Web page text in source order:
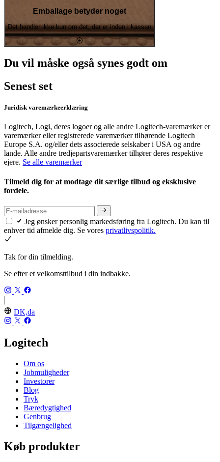
Emballage betyder noget
Det handler ikke kun om det, der er inden i kassen
Du vil måske også synes godt om
Senest set
Juridisk varemærkeerklæring
Logitech, Logi, deres logoer og alle andre Logitech-varemærker er
varemærker eller registrerede varemærker tilhørende Logitech
Europe S.A. og/eller dets associerede selskaber i USA og andre
lande. Alle andre tredjepartsvaremærker tilhører deres respektive
ejere. Se alle varemærker
Tilmeld dig for at modtage dit særlige tilbud og eksklusive
fordele.
Jeg ønsker personlig markedsføring fra Logitech. Du kan til
enhver tid afmelde dig. Se vores privatlivspolitik.
Tak for din tilmelding.
Se efter et velkomsttilbud i din indbakke.
DK,da
Logitech
Om os
Jobmuligheder
Investorer
Blog
Tryk
Bæredygtighed
Genbrug
Tilgængelighed
Køb produkter